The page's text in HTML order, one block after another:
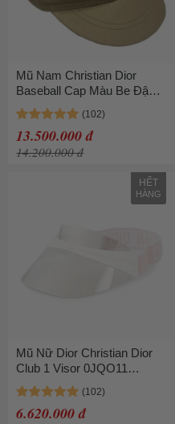
Mũ Nam Christian Dior
Baseball Cap Màu Be Đậm
Size 56
13.500.000 đ
14.200.000 đ
HẾT
HÀNG
Mũ Nữ Dior Christian Dior
Club 1 Visor 0JQO11
White/Pink Sunglasses Màu
Hồng
6.620.000 đ